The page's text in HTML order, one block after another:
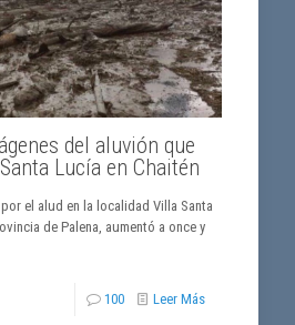
del aluvión que
Lucía en Chaitén
el alud en la localidad Villa Santa
de Palena, aumentó a once y
100 Leer Más